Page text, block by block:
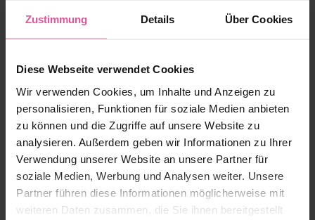
Zustimmung Details Über Cookies
Diese Webseite verwendet Cookies
Wir verwenden Cookies, um Inhalte und Anzeigen zu
personalisieren, Funktionen für soziale Medien anbieten
zu können und die Zugriffe auf unsere Website zu
analysieren. Außerdem geben wir Informationen zu Ihrer
Verwendung unserer Website an unsere Partner für
soziale Medien, Werbung und Analysen weiter. Unsere
Partner führen diese Informationen möglicherweise mit
weiteren Daten zusammen, die Sie ihnen bereitgestellt